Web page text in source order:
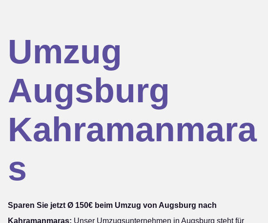
Umzug
Augsburg
Kahramanmara
s
Sparen Sie jetzt Ø 150€ beim Umzug von Augsburg nach
Kahramanmaras: Unser Umzugsunternehmen in Augsburg steht für